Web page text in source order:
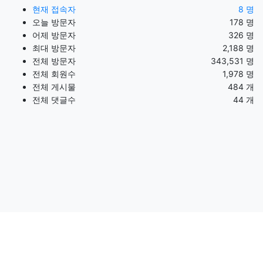
현재 접속자
8 명
오늘 방문자
178 명
어제 방문자
326 명
최대 방문자
2,188 명
전체 방문자
343,531 명
전체 회원수
1,978 명
전체 게시물
484 개
전체 댓글수
44 개